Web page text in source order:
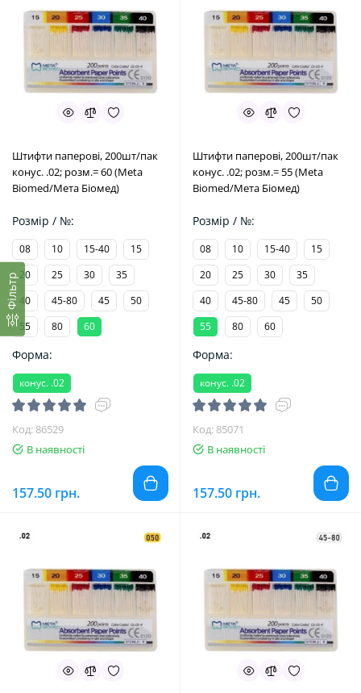
Фільтр
Штифти паперові, 200шт/пак
конус. .02; розм.= 60 (Meta
Biomed/Мета Біомед)
Розмір / №:
08 10 15-40
15
20
25 30
35
40
45-80 45
50
55
80 60
Форма:
конус. .02
Код: 86529
В наявності
157.50 грн.
Штифти паперові, 200шт/пак
конус. .02; розм.= 55 (Meta
Biomed/Мета Біомед)
Розмір / №:
08 10 15-40
15
20
25 30
35
40
45-80 45
50
55
80 60
Форма:
конус. .02
Код: 85071
В наявності
157.50 грн.